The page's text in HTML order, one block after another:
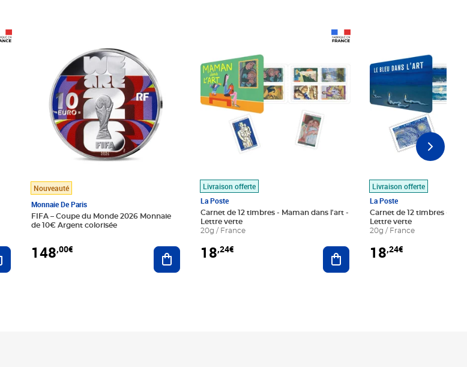
Ajouter au panier
Nouveauté
Monnaie De Paris
FIFA – Coupe du Monde 2026 Monnaie
de 10€ Argent colorisée
148,00€ Ajouter au panier
Livraison offerte
La Poste
Carnet de 12 timbres - Maman dans l'art -
Lettre verte
20g / France
18,24€ Ajouter au panier
Livraison offerte
La Poste
Carnet de 12 timbres - Le
Lettre verte
20g / France
18,24€